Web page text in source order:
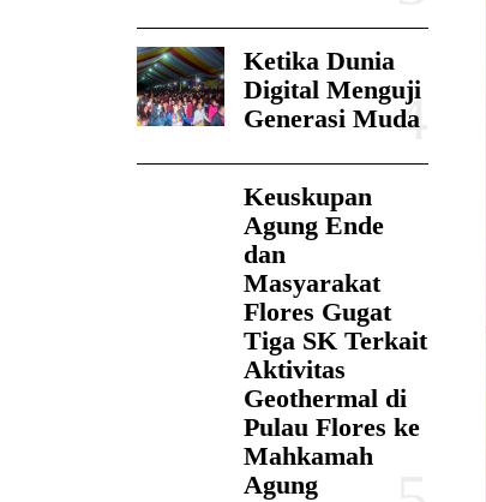
Ketika Dunia
Digital Menguji
Generasi Muda
Keuskupan
Agung Ende
dan
Masyarakat
Flores Gugat
Tiga SK Terkait
Aktivitas
Geothermal di
Pulau Flores ke
Mahkamah
Agung